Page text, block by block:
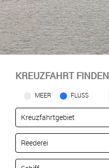
KREUZFAHRT FINDEN
MEER FLUSS